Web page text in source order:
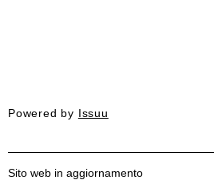
Powered by Issuu
Sito web in aggiornamento